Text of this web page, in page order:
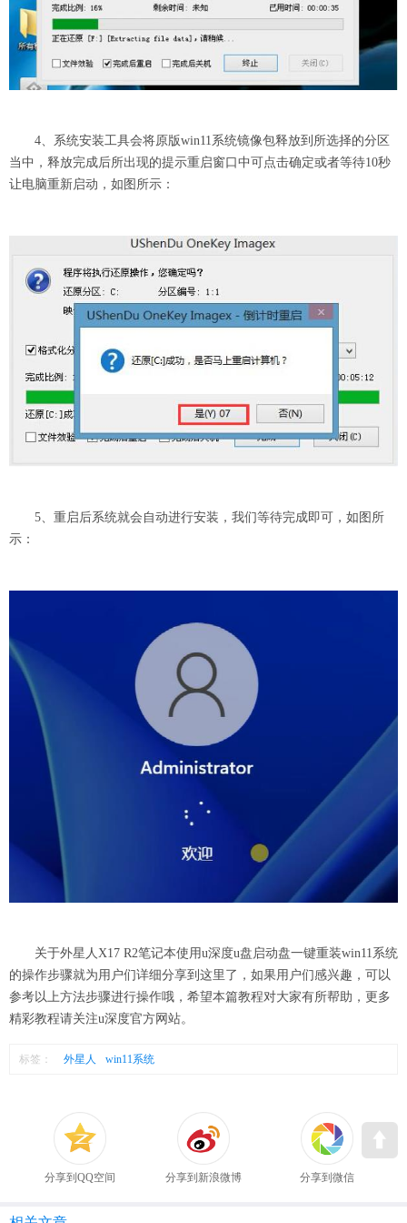
4、系统安装工具会将原版win11系统镜像包释放到所选择的分区
当中，释放完成后所出现的提示重启窗口中可点击确定或者等待10秒
让电脑重新启动，如图所示：
5、重启后系统就会自动进行安装，我们等待完成即可，如图所
示：
关于外星人X17 R2笔记本使用u深度u盘启动盘一键重装win11系统
的操作步骤就为用户们详细分享到这里了，如果用户们感兴趣，可以
参考以上方法步骤进行操作哦，希望本篇教程对大家有所帮助，更多
精彩教程请关注u深度官方网站。
标签： 外星人 win11系统
分享到QQ空间 分享到新浪微博 分享到微信